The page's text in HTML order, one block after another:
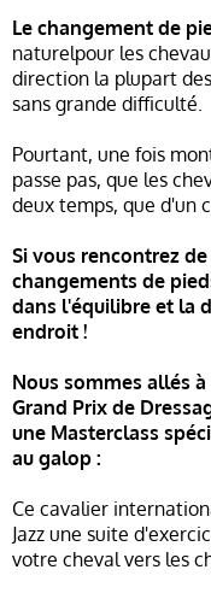
Le changement de
naturelpour les
direction la plupart
sans grande difficulté.
Pourtant, une fois
passe pas, que les
deux temps, que d'un
Si vous rencontrez
changements de
dans l'équilibre et la
endroit !
Nous sommes allés
Grand Prix de
une Masterclass
au galop :
Ce cavalier
Jazz une suite
votre cheval vers les